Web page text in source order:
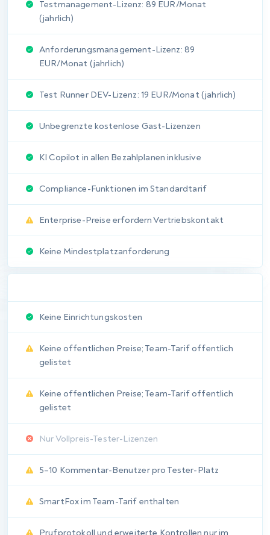
Diagrammtypen verfügbar; keine Pivot-Tabellen
Schrittparameter verfügbar; eingeschränkte
Berichtsparametrisierung
Eingeschränkte Formatierungsoptionen
Keine externen Daten in Berichten
Keine skriptgesteuerten Berichte
Geplante Berichtslieferung
Nur Excel und PDF
Urteil:aqua gewinnt durch
native Anpassungstiefe
und Exportvielfalt, die den
Bedarf an manuellen
Workarounds überflüssig
macht.
Nutzerverwaltung